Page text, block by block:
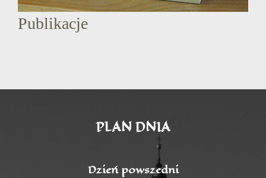
Publikacje
PLAN DNIA
Dzień powszedni